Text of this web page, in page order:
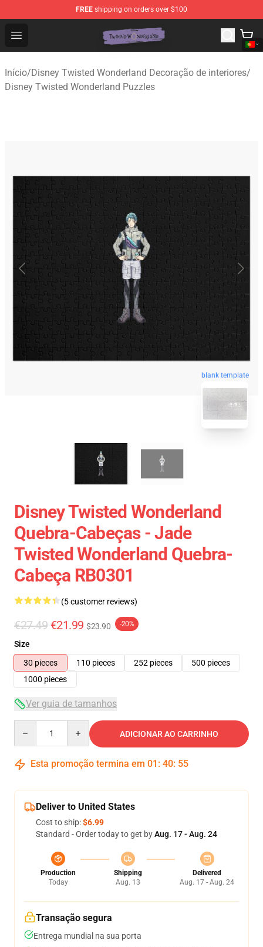
FREE shipping on orders over $100
Open menu
Twisted Wonderland Store - Official Twisted
Início/Disney Twisted Wonderland Decoração de interiores/
Disney Twisted Wonderland Puzzles
blank template
Disney Twisted Wonderland
Quebra-Cabeças - Jade
Twisted Wonderland Quebra-
Cabeça RB0301
(5 customer reviews)
€27.49 €21.99 $23.90 -20%
Size
30 pieces
110 pieces 252 pieces
500 pieces
1000 pieces
Ver guia de tamanhos
ADICIONAR AO CARRINHO
Esta promoção termina em 01 : 40: 54
Deliver to United States
Cost to ship:$6.99
Standard - Order today to get byAug. 17 - Aug. 24
Production
Today
Shipping
Aug. 13
Delivered
Aug. 17 - Aug. 24
Transação segura
Entrega mundial na sua porta